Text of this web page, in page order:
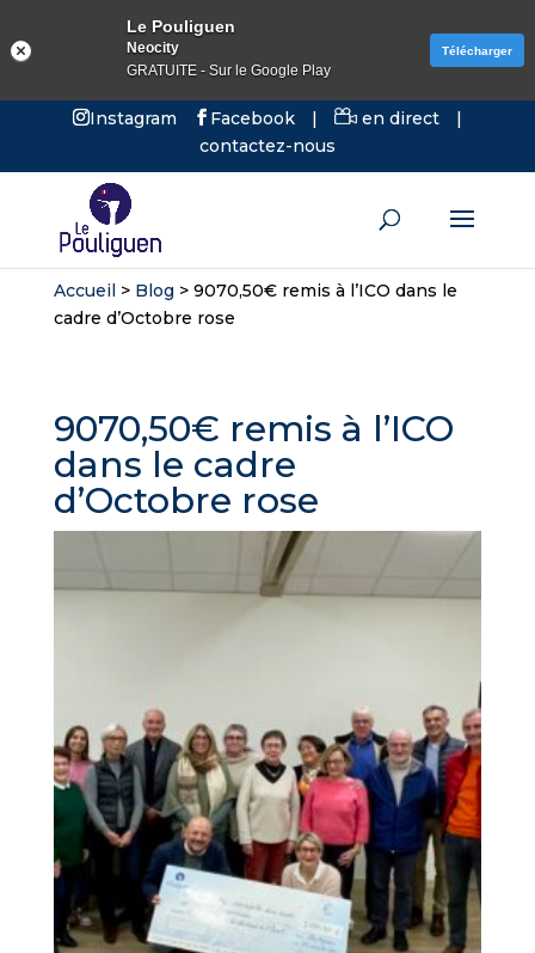
Instagram Facebook | en direct
|
contactez-nous
Accueil> Blog > 9070,50€ remis à l’ICO dans le
cadre d’Octobre rose
9070,50€ remis à l’ICO
dans le cadre
d’Octobre rose
Le Pouliguen
Neocity
GRATUITE - Sur le Google Play
Télécharger